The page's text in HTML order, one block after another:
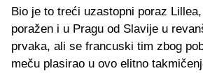
Bio je to treći uzastopni poraz
poražen i u Pragu od Slavije u
prvaka, ali se francuski tim zbog
meču plasirao u ovo elitno